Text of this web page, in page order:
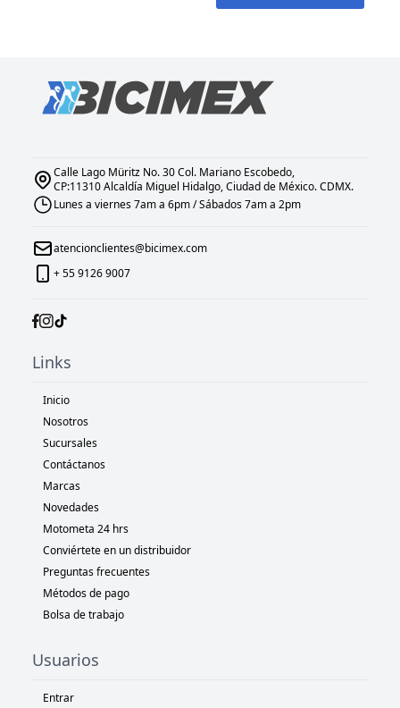
Calle Lago Müritz No. 30 Col. Mariano Escobedo,
CP:11310 Alcaldía Miguel Hidalgo, Ciudad de México. CDMX.
Lunes a viernes 7am a 6pm / Sábados 7am a 2pm
atencionclientes@bicimex.com
+ 55 9126 9007
Links
Inicio
Nosotros
Sucursales
Contáctanos
Marcas
Novedades
Motometa 24 hrs
Conviértete en un distribuidor
Preguntas frecuentes
Métodos de pago
Bolsa de trabajo
Usuarios
Entrar